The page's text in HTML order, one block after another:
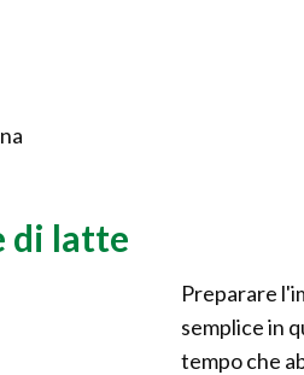
di latte
Preparare
semplice in
tempo che